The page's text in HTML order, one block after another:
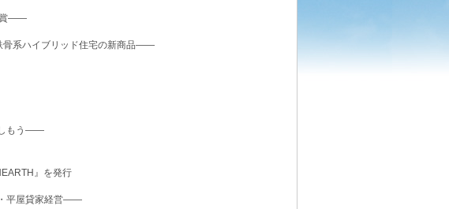
ミサワオーナーズクラブ
賞――
系ハイブリッド住宅の新商品――
もう――
』を発行
平屋貸家経営――